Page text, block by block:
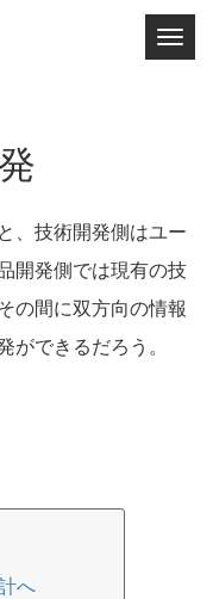
T
v
i
、技術開発側はユー
開発側では現有の技
の間に双方向の情報
ができるだろう。
へ